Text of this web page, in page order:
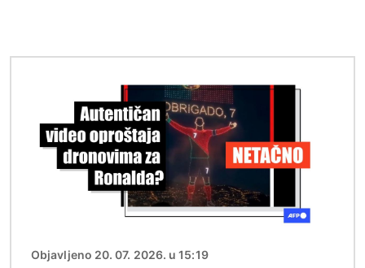
Objavljeno 20. 07. 2026. u 15:19